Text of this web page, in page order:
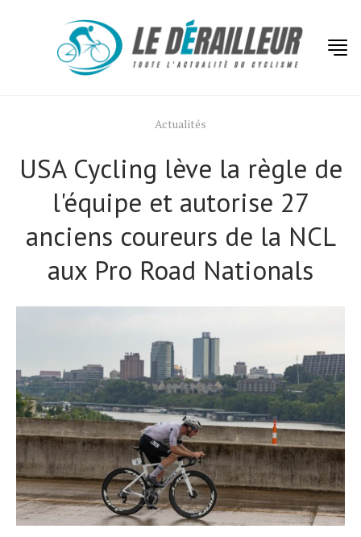
Actualités
USA Cycling lève la règle de
l'équipe et autorise 27
anciens coureurs de la NCL
aux Pro Road Nationals